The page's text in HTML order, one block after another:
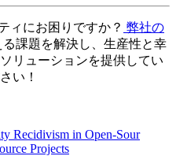
ィにお困りですか？ 弊社の
課題を解決し、生産性と幸
リューションを提供してい
い！
Recidivism in Open-Sour
Projects